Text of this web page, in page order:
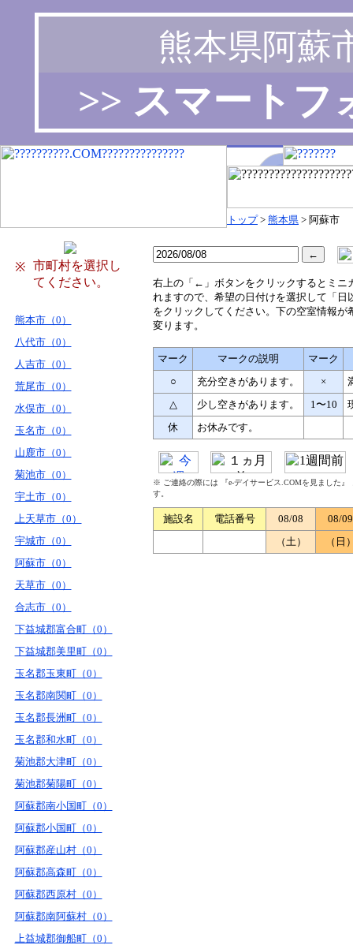
熊本県阿蘇
>> スマートフ
トップ> 熊本県 > 阿蘇市
※
市町村を選択し
てください。
熊本市（0）
八代市（0）
人吉市（0）
荒尾市（0）
水俣市（0）
玉名市（0）
山鹿市（0）
菊池市（0）
宇土市（0）
上天草市（0）
宇城市（0）
阿蘇市（0）
天草市（0）
合志市（0）
下益城郡富合町（0）
下益城郡美里町（0）
玉名郡玉東町（0）
玉名郡南関町（0）
玉名郡長洲町（0）
玉名郡和水町（0）
菊池郡大津町（0）
菊池郡菊陽町（0）
阿蘇郡南小国町（0）
阿蘇郡小国町（0）
阿蘇郡産山村（0）
阿蘇郡高森町（0）
阿蘇郡西原村（0）
阿蘇郡南阿蘇村（0）
上益城郡御船町（0）
右 上の「←」ボタンをクリックするとミニ
れますので、希望の日付けを選択して「日
をクリックしてください。下の空室情報が
変ります。
マーク マークの説明
マーク
○
充分空きがあります。 ×
△
少し空きがあります。 1〜10
休
お休みです。
※ ご連絡の際には 『e-デイサービス.COMを見ました
す。
施設名 電話番号 08/08
08/09
（土）
（日